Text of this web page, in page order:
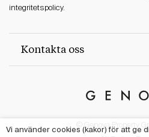
integritetspolicy.
Kontakta oss
© Genova Property
Vi använder cookies (kakor) för att ge